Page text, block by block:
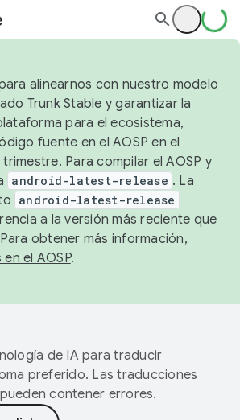
alinearnos con nuestro modelo
Trunk Stable y garantizar la
para el ecosistema,
fuente en el AOSP en el
Para compilar el AOSP y
android-latest-release . La
android-latest-release
a la versión más reciente que
obtener más información,
el AOSP.
de IA para traducir
preferido. Las traducciones
contener errores.